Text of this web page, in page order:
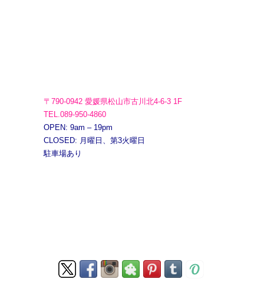
〒790-0942 愛媛県松山市古川北4-6-3 1F
TEL.089-950-4860
OPEN: 9am – 19pm
CLOSED: 月曜日、第3火曜日
駐車場あり